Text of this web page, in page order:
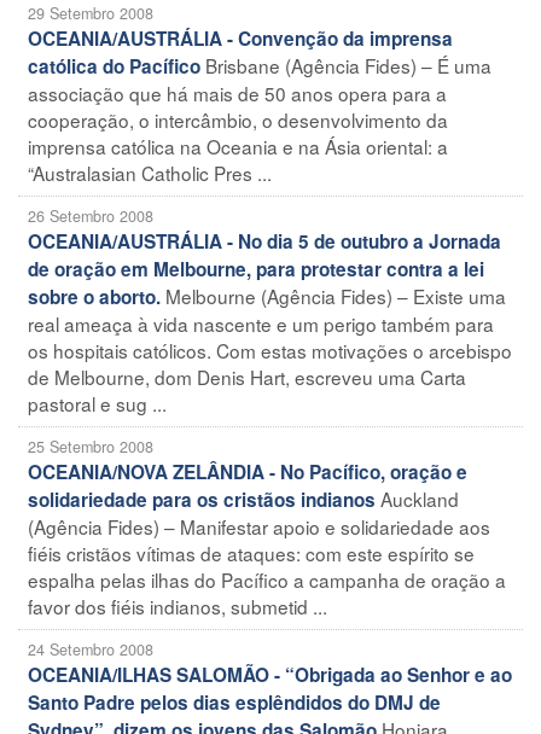
29 Setembro 2008
OCEANIA/AUSTRÁLIA - Convenção da imprensa
católica do Pacífico Brisbane (Agência Fides) – É uma
associação que há mais de 50 anos opera para a
cooperação, o intercâmbio, o desenvolvimento da
imprensa católica na Oceania e na Ásia oriental: a
“Australasian Catholic Pres ...
26 Setembro 2008
OCEANIA/AUSTRÁLIA - No dia 5 de outubro a Jornada
de oração em Melbourne, para protestar contra a lei
sobre o aborto. Melbourne (Agência Fides) – Existe uma
real ameaça à vida nascente e um perigo também para
os hospitais católicos. Com estas motivações o arcebispo
de Melbourne, dom Denis Hart, escreveu uma Carta
pastoral e sug ...
25 Setembro 2008
OCEANIA/NOVA ZELÂNDIA - No Pacífico, oração e
solidariedade para os cristãos indianos Auckland
(Agência Fides) – Manifestar apoio e solidariedade aos
fiéis cristãos vítimas de ataques: com este espírito se
espalha pelas ilhas do Pacífico a campanha de oração a
favor dos fiéis indianos, submetid ...
24 Setembro 2008
OCEANIA/ILHAS SALOMÃO - “Obrigada ao Senhor e ao
Santo Padre pelos dias esplêndidos do DMJ de